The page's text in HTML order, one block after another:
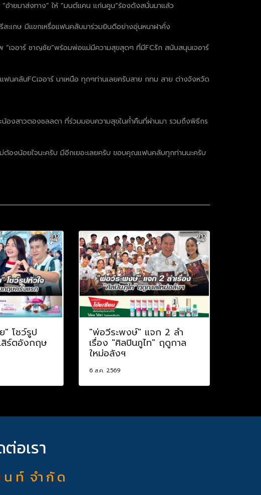
ายมาส่งทาง” ให้ “มนต์แคน แก่นคูน”ร้องดังสนั่นมาแล้ว
ะเกษ มีแขกเหรื่อแฟนคลับมาร่วมยินดีอย่างอุ่นหนาฝาคั่ง
เจอาร์ ชาญชัย”พร้อมพ่อแม่มีความสุขสุดๆ ที่มีFCรัก สนับสนุนเจอาร์
คลับFCเจอาร์ นาเหนือ ทุกๆท่านเลยครับสาย กทม สาย ต่างจังหวัด
งสาวตองชลลดา ที่ร่วมมอบความสุขในค่ำคืนที่ผ่านมา รวมถึงพิธีกร
ต้องน้อยใจนะครับ มีอีกเยอะเลยครับ ขอบคุณแฟนคลับทุกท่านนะครับ
" โชว์รูป
สิร์ตอังกฤษ
"พ่อวีระพงษ์" แจก 2 ลำ
เรื่อง "ศิลปินภูไท" ฤดูกาล
ใหม่อลังฯ
6 ส.ค. 2569
อเรา
น ท์ จำ กั ด